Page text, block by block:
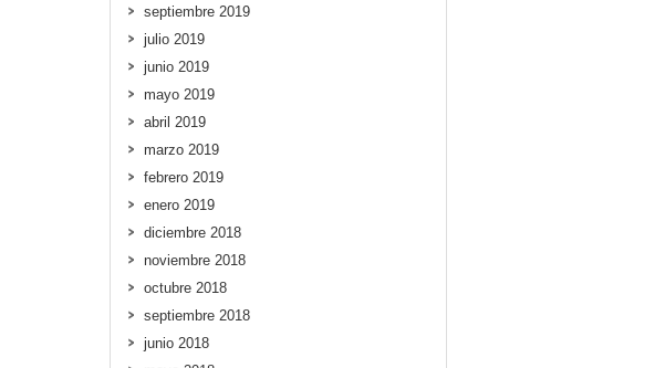
septiembre 2019
julio 2019
junio 2019
mayo 2019
abril 2019
marzo 2019
febrero 2019
enero 2019
diciembre 2018
noviembre 2018
octubre 2018
septiembre 2018
junio 2018